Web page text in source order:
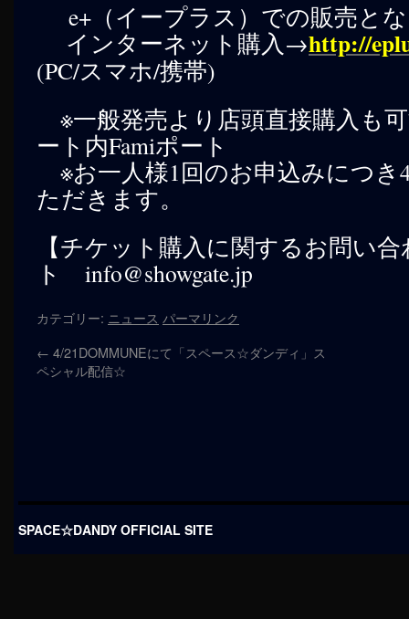
e+（イープラス）での販売と
インターネット購入→http://
(PC/スマホ/携帯)
※一般発売より店頭直接購入も
ート内Famiポート
※お一人様1回のお申込みにつき
ただきます。
【チケット購入に関するお問い
ト info@showgate.jp
カテゴリー: ニュース パーマリンク
← 4/21DOMMUNEにて「スペース☆ダンディ」ス
ペシャル配信☆
SPACE☆DANDY OFFICIAL SITE